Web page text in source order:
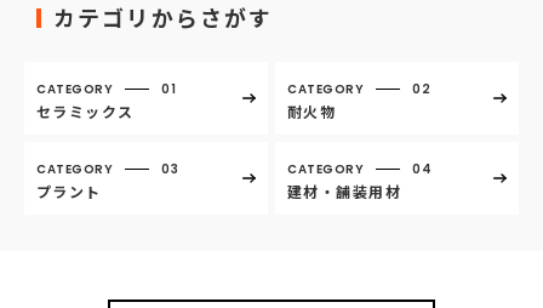
カテゴリからさがす
CATEGORY 01
セラミックス
CATEGORY 02
耐火物
CATEGORY 03
プラント
CATEGORY 04
建材・舗装用材